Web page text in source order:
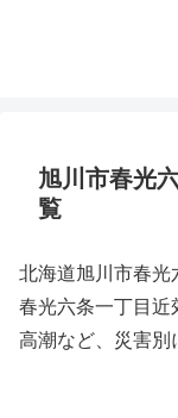
旭川市春光
覧
北海道旭川市春光
春光六条一丁目近
高潮など、災害別